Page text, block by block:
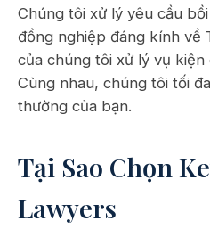
Chúng tôi xử lý yêu cầu
đồng nghiệp đáng kính về
của chúng tôi xử lý vụ kiện
Cùng nhau, chúng tôi tối
thường của bạn.
Tại Sao Chọn
Lawyers